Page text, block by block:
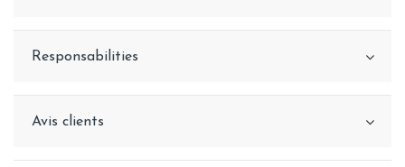
Responsabilities
Avis clients